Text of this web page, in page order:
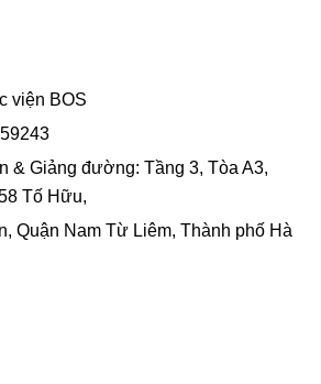
viện BOS
& Giảng đường: Tầng 3, Tòa A3,
Tố Hữu,
Quận Nam Từ Liêm, Thành phố Hà